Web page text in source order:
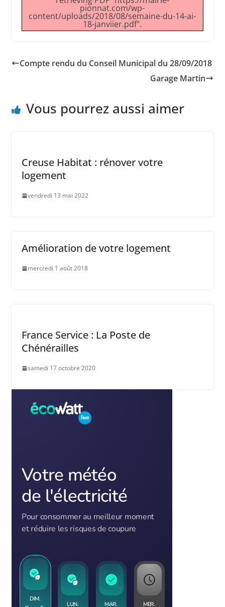
pionnat.com/wp-
content/uploads/2018/08/semaine-du-14-ai-
18-janviier.pdf".
Compte rendu du Conseil Municipal du 28/09/2018
Garage Martin
Vous pourrez aussi aimer
Creuse Habitat : rénover votre
logement
vendredi 13 mai 2022
Amélioration de votre logement
mercredi 1 août 2018
France Service : La Poste de
Chénérailles
samedi 17 octobre 2020